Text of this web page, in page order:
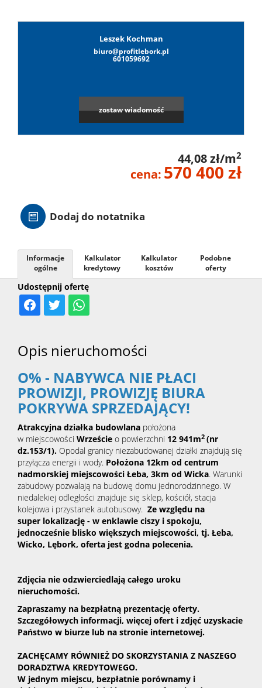
Hale
za
Leaflet
Leszek Kochman
biuro@profitlebork.pl
601059692
zostaw wiadomość
44,08 zł/m2
cena: 570 400 zł
Dodaj do notatnika
Udostępnij ofertę
Informacje
ogólne
Kalkulator
kredytowy
Kalkulator
kosztów
Podobne
oferty
Opis nieruchomości
O% - NABYWCA NIE PŁACI
PROWIZJI, PROWIZJĘ BIURA
POKRYWA SPRZEDAJĄCY!
Atrakcyjna działka budowlana położona
w miejscowości Wrzeście o powierzchni 12 941m2 (nr
dz.153/1). Opodal granicy niezabudowanej działki znajdują się
przyłącza energii i wody. Położona 12km od centrum
nadmorskiej miejscowości Łeba, 3km od Wicka. Warunki
zabudowy pozwalają na budowę domu jednorodzinnego. W
niedalekiej odległości znajduje się sklep, kościół, stacja
kolejowa i przystanek autobusowy. Ze względu na
super lokalizację - w enklawie ciszy i spokoju,
jednocześnie blisko większych miejscowości, tj. Łeba,
Wicko, Lębork, oferta jest godna polecenia.
Zdjęcia nie odzwierciedlają całego uroku
nieruchomości.
Zapraszamy na bezpłatną prezentację oferty.
Szczegółowych informacji, więcej ofert i zdjęć uzyskacie
Państwo w biurze lub na stronie internetowej.
ZACHĘCAMY RÓWNIEŻ DO SKORZYSTANIA Z NASZEGO
DORADZTWA KREDYTOWEGO.
W jednym miejscu, bezpłatnie porównamy i